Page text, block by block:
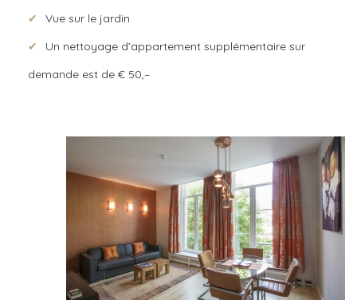
Vue sur le jardin
Un nettoyage d’appartement supplémentaire sur
demande est de € 50,–